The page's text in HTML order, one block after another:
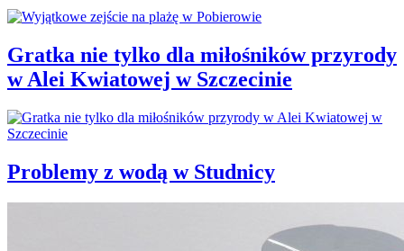
Gratka nie tylko dla miłośników przyrody
w Alei Kwiatowej w Szczecinie
Problemy z wodą w Studnicy